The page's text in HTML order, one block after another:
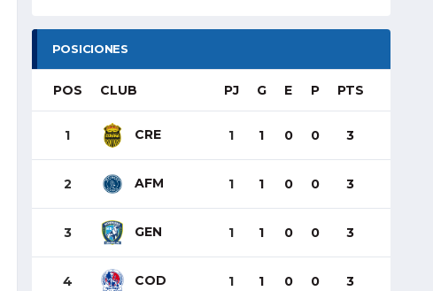
POSICIONES
POS CLUB PJ G E P PTS
1 CRE 1 1 0 0 3
2 AFM 1 1 0 0 3
3 GEN 1 1 0 0 3
4 COD 1 1 0 0 3